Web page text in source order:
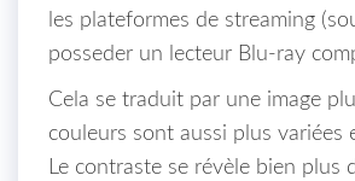
les plateformes de streaming
posseder un lecteur Blu-ray
Cela se traduit par une image
couleurs sont aussi plus variées
Le contraste se révèle bien plus